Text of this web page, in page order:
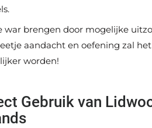
war brengen door mogelijke
aandacht en oefening zal
worden!
Gebruik van